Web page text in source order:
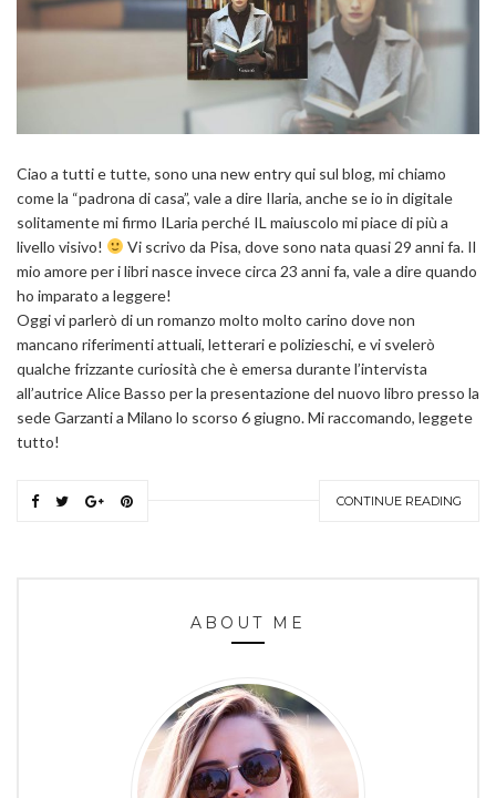
Ciao a tutti e tutte, sono una new entry qui sul blog, mi chiamo
come la “padrona di casa”, vale a dire Ilaria, anche se io in digitale
solitamente mi firmo ILaria perché IL maiuscolo mi piace di più a
livello visivo!
Vi scrivo da Pisa, dove sono nata quasi 29 anni fa. Il
mio amore per i libri nasce invece circa 23 anni fa, vale a dire quando
ho imparato a leggere!
Oggi vi parlerò di un romanzo molto molto carino dove non
mancano riferimenti attuali, letterari e polizieschi, e vi svelerò
qualche frizzante curiosità che è emersa durante l’intervista
all’autrice Alice Basso per la presentazione del nuovo libro presso la
sede Garzanti a Milano lo scorso 6 giugno. Mi raccomando, leggete
tutto!
CONTINUE READING
ABOUT ME